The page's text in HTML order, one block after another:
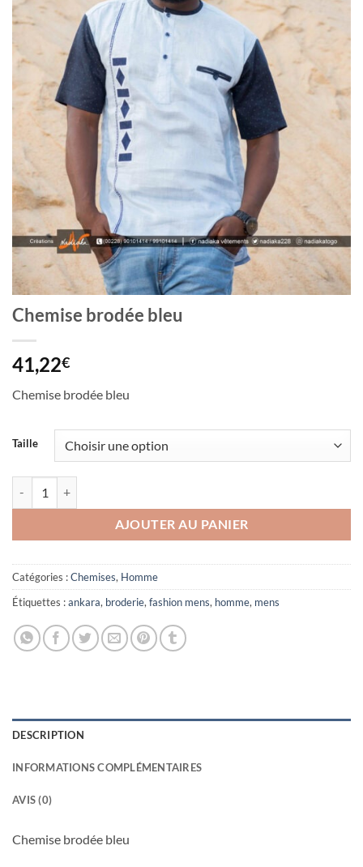
Chemise brodée bleu
41,22€
Chemise brodée bleu
Taille
AJOUTER AU PANIER
Catégories :Chemises, Homme
Étiquettes :ankara, broderie, fashion mens, homme, mens
DESCRIPTION
INFORMATIONS COMPLÉMENTAIRES
AVIS (0)
Chemise brodée bleu